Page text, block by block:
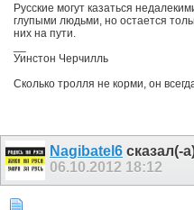
Русские могут казаться
глупыми людьми, но остается
них на пути.
Уинстон Черчилль
Сколько тролля не корми, он
Nagibatel6 сказал(-
06.10.2012 18:12